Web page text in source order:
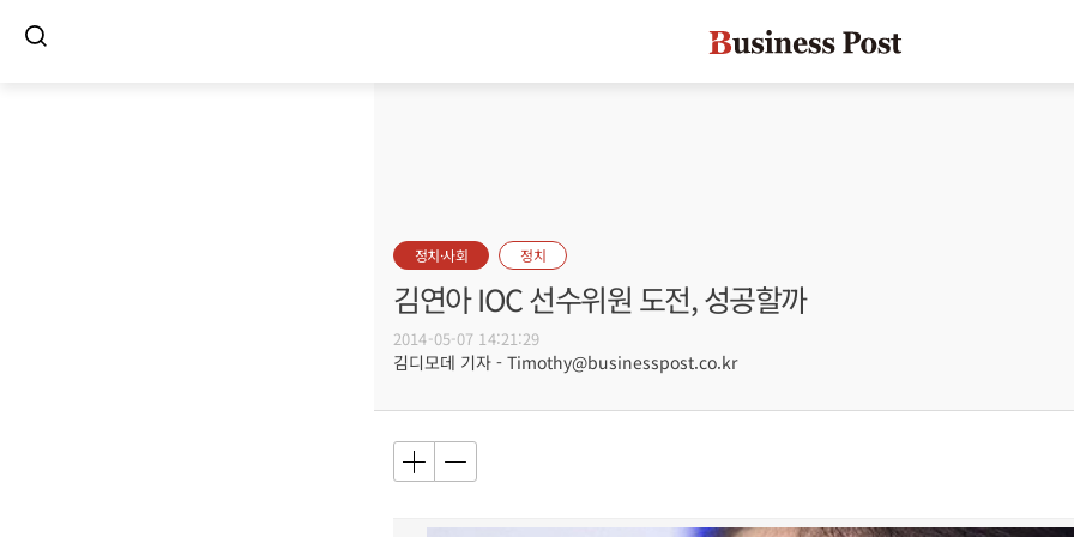
정치·사회 정치
김연아 IOC 선수위원 도전, 성공할까
2014-05-07 14:21:29
김디모데 기자 - Timothy@businesspost.co.kr